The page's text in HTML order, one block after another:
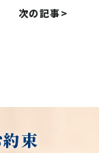
次の記事>
束